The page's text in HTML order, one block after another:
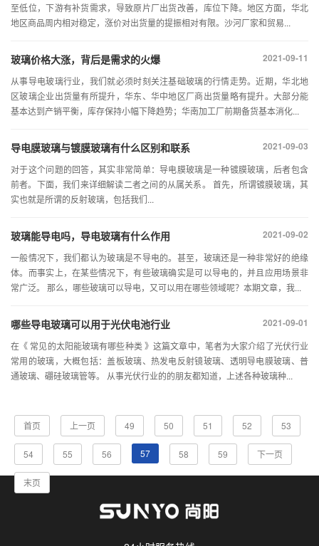
至低位，下游有补货需求，导致原片厂出货改善，库位下降。地区方面，华北
地区商品周内相对稳定，涨价对出货量的提振相对有限。沙河厂家和贸易...
2021-09-11
玻璃价格大涨，背后是需求的火爆
从事导电玻璃行业，我们就必须时刻关注基础玻璃的行情走势。近期，华北地
区玻璃企业出货量有所提升，华东、华中地区厂商出货量略有提升。大部分能
基本达到产销平衡，库存保持小幅下降趋势；华南加工厂前期备货基本消化...
2021-09-03
导电膜玻璃与镀膜玻璃有什么区别和联系
对于这个问题的回答，其实非常简单：导电膜玻璃是一种镀膜玻璃，后者包含
前者。下面，我们来详细解读二者之间的从属关系。 首先，所谓镀膜玻璃，其
实也就是所谓的反射玻璃，包括我们...
2021-09-02
玻璃能导电吗，导电玻璃有什么作用
一般情况下，我们都认为玻璃是不导电的。甚至，玻璃还是一种非常好的绝缘
体。而事实上，在某些情况下，有些玻璃确实是可以导电的，并且应用场景非
常广泛。 那么，哪些玻璃可以导电，又可以用在哪些领域呢？本期文章，我...
2021-09-01
哪些导电玻璃可以用于光伏电池行业
在《 常见的太阳能玻璃有哪些种类 》这篇文章中，笔者为大家介绍了光伏行业
常用的玻璃，大概包括：盖板玻璃、热发电反射镜玻璃、透明导电膜玻璃、普
通玻璃、硼硅玻璃管等。 从事光伏行业的的朋友都知道，上述各种玻璃种...
首页 上一页 49 50 51 52 53
54 55 56 57 58 59 下一页
末页